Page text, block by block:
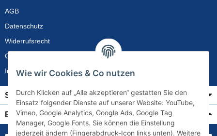
AGB
Datenschutz
Widerrufsrecht
Gewährleistung
Impressum
Service
Bezahlung & Versand
Wie wir Cookies & Co nutzen
Durch Klicken auf „Alle akzeptieren“ gestatten Sie den
Einsatz folgender Dienste auf unserer Website: YouTube,
Vimeo, Google Analytics, Google Ads, Google Tag
Manager, Google Fonts. Sie können die Einstellung
jederzeit ändern (Fingerabdruck-Icon links unten). Weitere